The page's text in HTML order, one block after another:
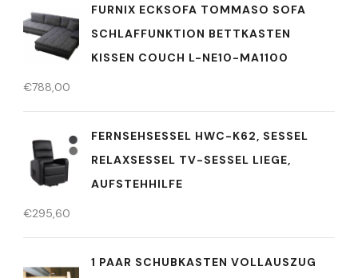
FURNIX ECKSOFA TOMMASO SOFA
SCHLAFFUNKTION BETTKASTEN
KISSEN COUCH L-NE10-MA1100
€788,00
FERNSEHSESSEL HWC-K62, SESSEL
RELAXSESSEL TV-SESSEL LIEGE,
AUFSTEHHILFE
€295,60
1 PAAR SCHUBKASTEN VOLLAUSZUG